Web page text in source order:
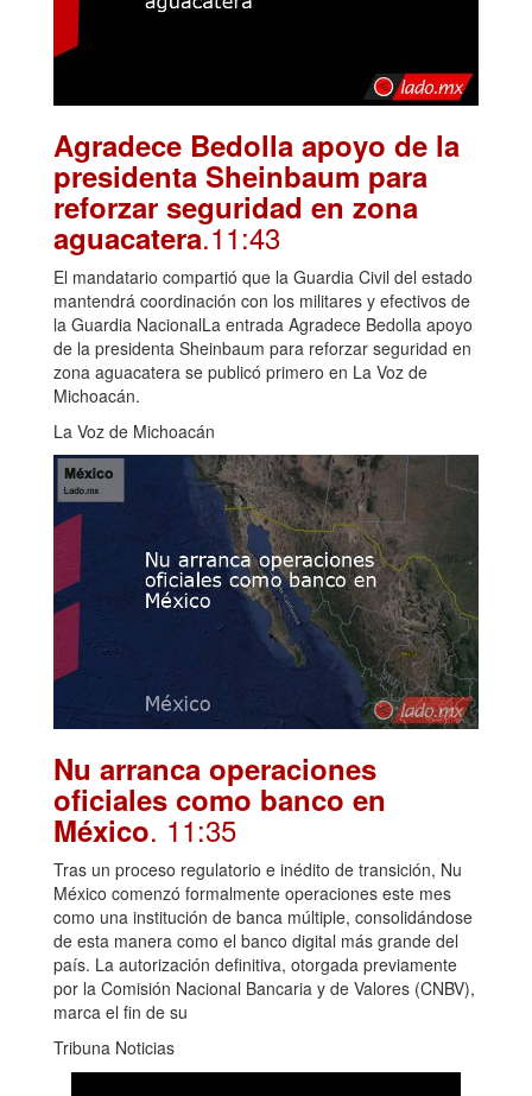
Agradece Bedolla apoyo de la
presidenta Sheinbaum para
reforzar seguridad en zona
aguacatera.11:43
El mandatario compartió que la Guardia Civil del estado
mantendrá coordinación con los militares y efectivos de
la Guardia NacionalLa entrada Agradece Bedolla apoyo
de la presidenta Sheinbaum para reforzar seguridad en
zona aguacatera se publicó primero en La Voz de
Michoacán.
La Voz de Michoacán
Nu arranca operaciones
oficiales como banco en
México. 11:35
Tras un proceso regulatorio e inédito de transición, Nu
México comenzó formalmente operaciones este mes
como una institución de banca múltiple, consolidándose
de esta manera como el banco digital más grande del
país. La autorización definitiva, otorgada previamente
por la Comisión Nacional Bancaria y de Valores (CNBV),
marca el fin de su
Tribuna Noticias